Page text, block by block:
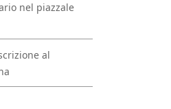
nel piazzale
al